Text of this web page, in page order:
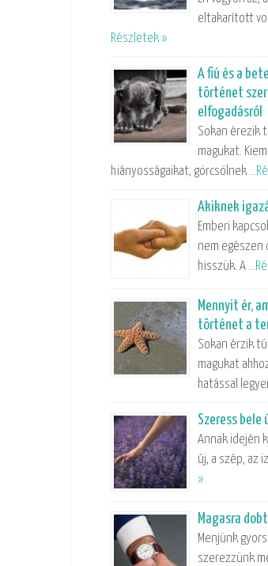
eltakarított
Részletek »
A fiú és a
történet
elfogadásról
Sokan érezik
magukat.
hiányosságaikat, görcsölnek …
Akiknek
Emberi
nem egészen
hisszük. A …
Mennyit ér,
történet a
Sokan érzik
magukat
hatással
Szeress bele
Annak idején
új, a szép, az
»
Magasra
Menjünk
szerezzünk